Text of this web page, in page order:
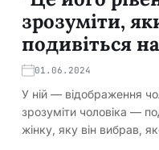
зрозуміти,
подивіться
01.06.2024
У ній — відображення
зрозуміти чоловіка —
жінку, яку він вибрав,